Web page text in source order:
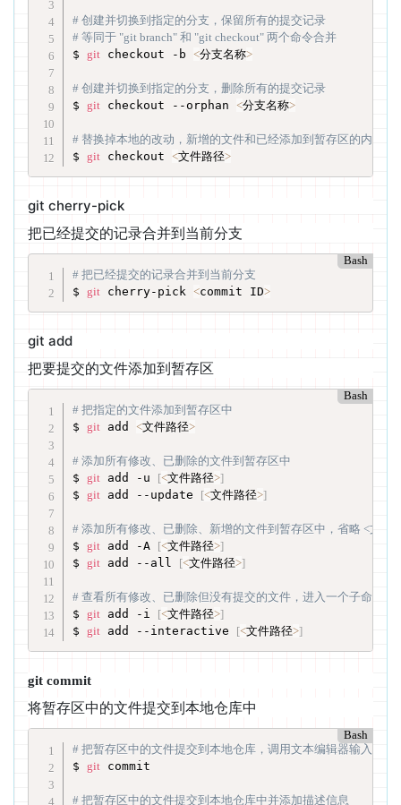
# 创建并切换到指定的分支，保留所有的提交记录
# 等同于 "git branch" 和 "git checkout" 两个命令合并
$ git checkout -b <分支名称>
# 创建并切换到指定的分支，删除所有的提交记录
$ git checkout --orphan <分支名称>
# 替换掉本地的改动，新增的文件和已经添加到暂存区的内容不
$ git checkout <文件路径>
git cherry-pick
把已经提交的记录合并到当前分支
Bash
# 把已经提交的记录合并到当前分支
$ git cherry-pick <commit ID>
git add
把要提交的文件添加到暂存区
Bash
# 把指定的文件添加到暂存区中
$ git add <文件路径>
# 添加所有修改、已删除的文件到暂存区中
$ git add -u [<文件路径>]
$ git add --update [<文件路径>]
# 添加所有修改、已删除、新增的文件到暂存区中，省略 <文件
$ git add -A [<文件路径>]
$ git add --all [<文件路径>]
# 查看所有修改、已删除但没有提交的文件，进入一个子命令系
$ git add -i [<文件路径>]
$ git add --interactive [<文件路径>]
git commit
将暂存区中的文件提交到本地仓库中
Bash
# 把暂存区中的文件提交到本地仓库，调用文本编辑器输入该次
$ git commit
# 把暂存区中的文件提交到本地仓库中并添加描述信息